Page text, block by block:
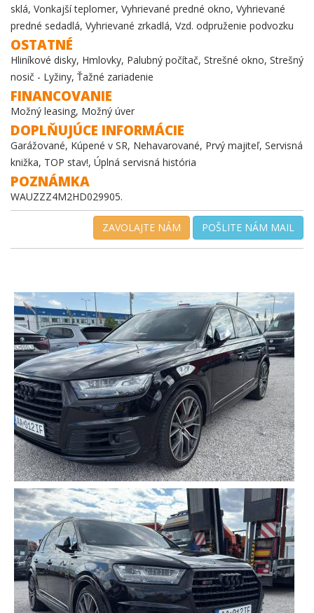
sklá, Vonkajší teplomer, Vyhrievané predné okno, Vyhrievané
predné sedadlá, Vyhrievané zrkadlá, Vzd. odpruženie podvozku
OSTATNÉ
Hliníkové disky, Hmlovky, Palubný počítač, Strešné okno, Strešný
nosič - Lyžiny, Ťažné zariadenie
FINANCOVANIE
Možný leasing, Možný úver
DOPLŇUJÚCE INFORMÁCIE
Garážované, Kúpené v SR, Nehavarované, Prvý majiteľ, Servisná
knižka, TOP stav!, Úplná servisná história
POZNÁMKA
WAUZZZ4M2HD029905.
ZAVOLAJTE NÁM POŠLITE NÁM MAIL